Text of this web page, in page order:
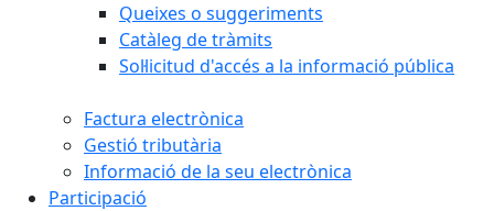
Queixes o suggeriments
Catàleg de tràmits
Sol·licitud d'accés a la informació pública
Factura electrònica
Gestió tributària
Informació de la seu electrònica
Participació